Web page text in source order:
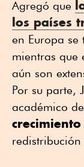
Agregó que
los países
en Europa
mientras que
aún son
Por su parte,
académico